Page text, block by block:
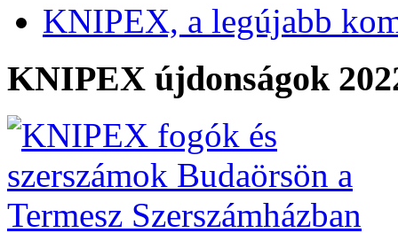
KNIPEX, a legújabb
KNIPEX újdonságok